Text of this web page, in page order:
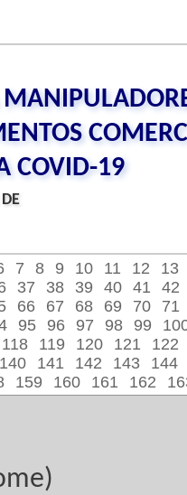
COVID-19
7 8 9 10 11 12
13
37 38 39 40 41
42
66 67 68 69 70
71
95 96 97 98 99
118 119 120 121
122
140 141 142 143
144
159 160 161 162